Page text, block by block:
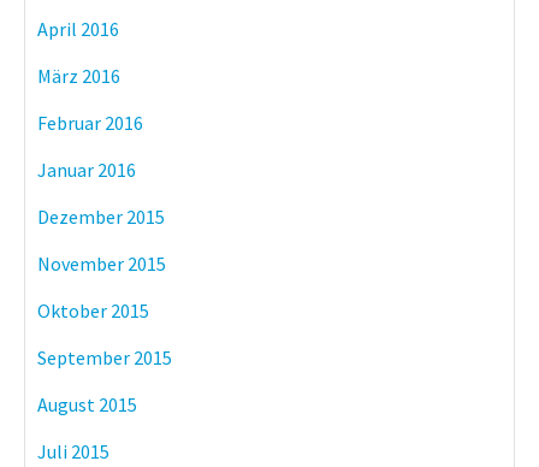
April 2016
März 2016
Februar 2016
Januar 2016
Dezember 2015
November 2015
Oktober 2015
September 2015
August 2015
Juli 2015